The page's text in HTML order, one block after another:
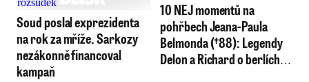
Soud poslal exprezidenta
na rok za mříže. Sarkozy
nezákonně financoval
kampaň
10 NEJ momentů na
pohřbech Jeana-Paula
Belmonda (†88): Legendy
Delon a Richard o berlích,